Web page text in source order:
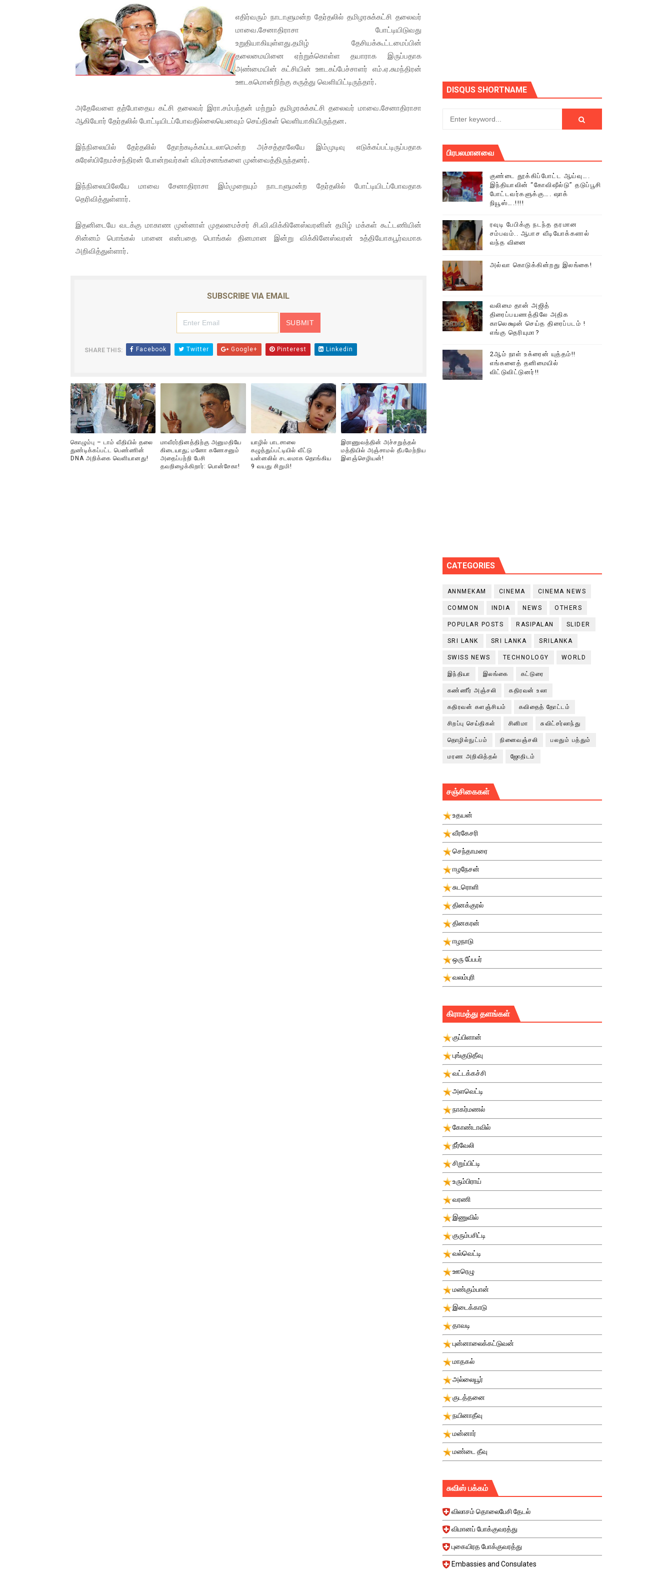
01/11/2021 Scotland ல் நடைபெறும் கண்டனப் போராட்டத்திற்கு கலந்துகொள்ளுமாறு அன்புரிமையோடு அழைக்கின்றோம்.
பாலச்சந்திரன் மற்றும் தன்னிடம் படித்த மாணவர்கள் தொடர்பில் நாடாளுமன்றத்தில் பகிரங்க கேள்வி
பிரிட்டனால் கடத்தப்படும் நிலையில் இலங்கைத் தமிழ் குடும்பம்!! நடந்தது என்ன
வர்ராரு...வர்ராரு... அண்ணாத்த : ரஜினிக்காக இலங்கை பாடலாசிரியர் வெளியிட்ட...
கைது செய்யப்பட்ட இளைஞன் உயிரிழப்பு - கொதித்தெழுந்த பிரதேசவாசிகள்!
தடுப்பூசியை பெற்றுக் கொள்ளக் கூடிய இடங்கள்...
சிறுமியை பாலியல் வன்கொடுமை செய்த முதியவருக்கு வழங்கப்பட்ட தண்டனை
வடிவேலுவுக்கு நீதிமன்றம் விதித்துள்ள அதிரடி உத்தரவு!
ஐ.நா முன்றலில் சீரற்ற காலநிலையிலும் தமிழின அழிப்பிற்கு நீதி கேட்டு நடைபெற்ற கவனயீர்ப்புப் போராட்டத்தில் திரண்ட தமிழ்மக்கள்!!
வலிமை தான் அஜித் திரைப்பயணத்திலே அதிக காலெக்ஷன் செய்த திரைப்படம் ! எங்கு தெரியுமா?
எதிர்வரும் நாடாளுமன்ற தேர்தலில் தமிழரசுக்கட்சி தலைவர்
மாவை.சேனாதிராசா போட்டியிடுவது
உறுதியாகியுள்ளது.தமிழ் தேசியக்கூட்டமைப்பின்
தலைமையினை ஏற்றுக்கொள்ள தயாராக இருப்பதாக
அண்மையின் கட்சியின் ஊடகப்பேச்சாளர் எம்.ஏ.சுமந்திரன்
ஊடகமொன்றிற்கு கருத்து வெளியிட்டிருந்தார்.
அதேவேளை தற்போதைய கட்சி தலைவர் இரா.சம்பந்தன் மற்றும் தமிழரசுக்கட்சி தலைவர் மாவை.சேனாதிராசா
ஆகியோர் தேர்தலில் போட்டியிடப்போவதில்லையெனவும் செய்திகள் வெளியாகியிருந்தன.
இந்நிலையில் தேர்தலில் தோற்கடிக்கப்படலாமென்ற அச்சத்தாலேயே இம்முடிவு எடுக்கப்பட்டிருப்பதாக
சுரேஸ்பிறேமச்சந்திரன் போன்றவர்கள் விமர்சனங்களை முன்வைத்திருந்தனர்.
இந்நிலையிலேயே மாவை சேனாதிராசா இம்முறையும் நாடாளுமன்ற தேர்தலில் போட்டியிடப்போவதாக
தெரிவித்துள்ளார்.
இதனிடையே வடக்கு மாகாண முன்னாள் முதலமைச்சர் சி.வி.விக்கினேஸ்வரனின் தமிழ் மக்கள் கூட்டணியின்
சின்னம் பொங்கல் பானை என்பதை பொங்கல் தினமான இன்று விக்கினேஸ்வரன் உத்தியோகபூர்வமாக
அறிவித்துள்ளார்.
SUBSCRIBE VIA EMAIL
SHARE THIS: Facebook Twitter Google+ Pinterest Linkedin
கொழும்பு – டாம் வீதியில் தலை
துண்டிக்கப்பட்ட பெண்ணின்
DNA அறிக்கை வௌியானது!
மாவீரர்தினத்திற்கு அனுமதியே
கிடையாது; மனோ கணேசனும்
அதைப்பற்றி பேசி
தவறிழைக்கிறார்: பொன்சேகா!
யாழில் பாடசாலை
கழுத்துப்பட்டியில் வீட்டு
யன்னலில் சடலமாக தொங்கிய
9 வயது சிறுமி!
இராணுவத்தின் அச்சறுத்தல்
மத்தியில் அஞ்சாமல் தீபமேற்றிய
இளஞ்செழியன்!
DISQUS SHORTNAME
பிரபலமானவை
குண்டை தூக்கிப்போட்ட ஆய்வு….
இந்தியாவின் “கோவிஷீல்டு” தடுப்பூசி
போட்டவர்களுக்கு…. ஷாக்
நியூஸ்….!!!!
ரவுடி பேபிக்கு நடந்த தரமான
சம்பவம்.. ஆபாச வீடியோக்களால்
வந்த வினை
அல்வா கொடுக்கின்றது இலங்கை!
வலிமை தான் அஜித்
திரைப்பயணத்திலே அதிக
காலெக்ஷன் செய்த திரைப்படம் !
எங்கு தெரியுமா?
2ஆம் நாள் உக்ரைன் யுத்தம்!!
எங்களைத் தனிமையில்
விட்டுவிட்டுனர்!!
CATEGORIES
ANNMEKAM CINEMA CINEMA NEWS
COMMON INDIA NEWS OTHERS
POPULAR POSTS RASIPALAN SLIDER
SRI LANK SRI LANKA SRILANKA
SWISS NEWS TECHNOLOGY WORLD
இந்தியா இலங்கை கட்டுரை
கண்ணீர் அஞ்சலி கதிரவன் உலா
கதிரவன் களஞ்சியம் கவிதைத் தோட்டம்
சிறப்பு செய்திகள் சினிமா சுவிட்சர்லாந்து
தொழில்நுட்பம் நினைவஞ்சலி பலதும் பத்தும்
மரண அறிவித்தல் ஜோதிடம்
சஞ்சிகைகள்
உதயன்
வீரகேசரி
செந்தாமரை
ஈழநேசன்
சுடரொளி
தினக்குரல்
தினகரன்
ஈழநாடு
ஒரு பே்பபர்
வலம்புரி
கிராமத்து தளங்கள்
குப்பிளான்
புங்குடுதீவு
வட்டக்கச்சி
அளவெட்டி
நாகர்மணல்
கோண்டாவில்
நீர்வேலி
சிறுப்பிட்டி
உரும்பிராய்
வரணி
இணுவில்
குரும்பசிட்டி
வல்வெட்டி
ஊரெழு
மண்கும்பான்
இடைக்காடு
தாவடி
புன்னாலைக்கட்டுவன்
மாதகல்
அல்லையூர்
குடத்தனை
நயினாதீவு
மன்னார்
மண்டை தீவு
சுவிஸ் பக்கம்
விலாசம் தொலைபேசி தேடல்
விமானப் போக்குவரத்து
புகையிரத போக்குவரத்து
Embassies and Consulates